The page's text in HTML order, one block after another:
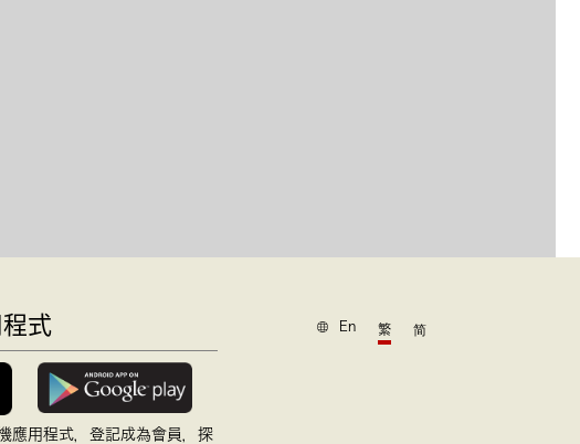
程式
應用程式，登記成為會員，探
En 繁 简